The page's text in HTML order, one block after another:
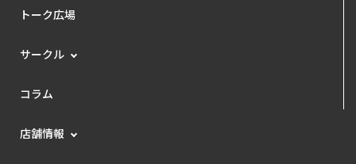
トーク広場
サークル
コラム
店舗情報